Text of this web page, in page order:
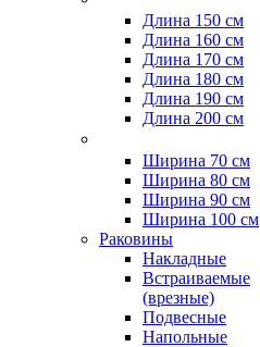
Длина 150 см
Длина 160 см
Длина 170 см
Длина 180 см
Длина 190 см
Длина 200 см
Ширина 70 см
Ширина 80 см
Ширина 90 см
Ширина 100 см
Раковины
Накладные
Встраиваемые
(врезные)
Подвесные
Напольные